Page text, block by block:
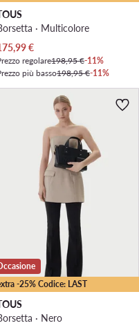
· Multicolore
attuale
€
regolare198,95 €-11%
più basso198,95 €-11%
-25% Codice: LAST
· Nero